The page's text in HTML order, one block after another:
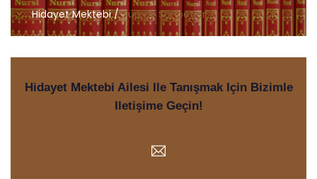
Hidayet Mektebi /Türkçe Sohbetler
Hidayet Mektebi Ailesi Ile Tanışmak Için Bizimle
Iletişime Geçin!